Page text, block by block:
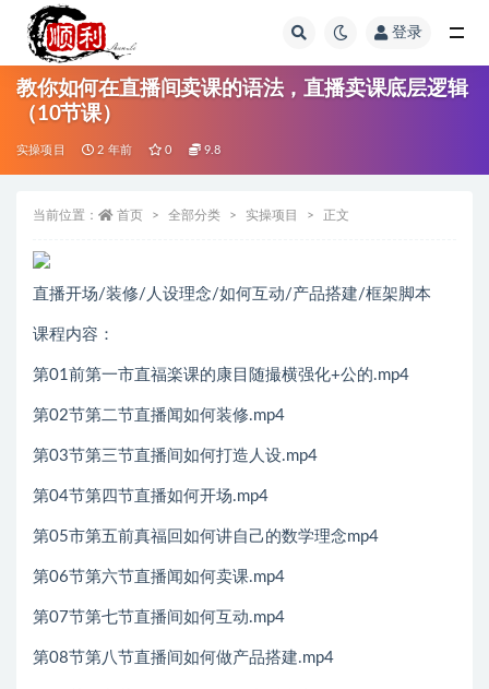
登录
教你如何在直播间卖课的语法，直播卖课底层逻辑
（10节课）
实操项目 2 年前 0 9.8
当前位置： 首页 全部分类 实操项目 正文
直播开场/装修/人设理念/如何互动/产品搭建/框架脚本
课程内容：
第01前第一市直福楽课的康目随撮横强化+公的.mp4
第02节第二节直播闻如何装修.mp4
第03节第三节直播间如何打造人设.mp4
第04节第四节直播如何开场.mp4
第05市第五前真福回如何讲自己的数学理念mp4
第06节第六节直播闻如何卖课.mp4
第07节第七节直播间如何互动.mp4
第08节第八节直播间如何做产品搭建.mp4
全部